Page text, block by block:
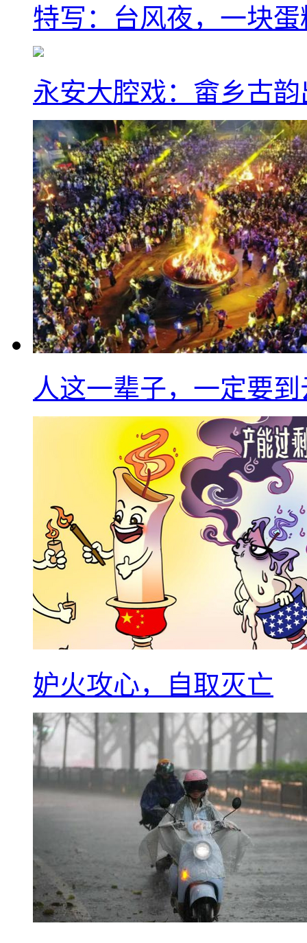
特写：台风夜，一块
永安大腔戏：畲乡古
人这一辈子，一定要
妒火攻心，自取灭亡